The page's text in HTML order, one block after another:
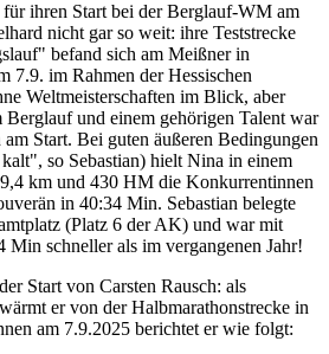
ihren Start bei der Berglauf-WM am
nicht gar so weit: ihre Teststrecke
befand sich am Meißner in
7.9. im Rahmen der Hessischen
Weltmeisterschaften im Blick, aber
Berglauf und einem gehörigen Talent war
Start. Bei guten äußeren Bedingungen
so Sebastian) hielt Nina in einem
km und 430 HM die Konkurrentinnen
in 40:34 Min. Sebastian belegte
(Platz 6 der AK) und war mit
schneller als im vergangenen Jahr!
Start von Carsten Rausch: als
er von der Halbmarathonstrecke in
am 7.9.2025 berichtet er wie folgt: